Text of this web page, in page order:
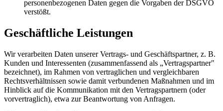
personenbezogenen Daten gegen die Vorgaben der DSGVO
verstößt.
Geschäftliche Leistungen
Wir verarbeiten Daten unserer Vertrags- und Geschäftspartner, z. B.
Kunden und Interessenten (zusammenfassend als „Vertragspartner"
bezeichnet), im Rahmen von vertraglichen und vergleichbaren
Rechtsverhältnissen sowie damit verbundenen Maßnahmen und im
Hinblick auf die Kommunikation mit den Vertragspartnern (oder
vorvertraglich), etwa zur Beantwortung von Anfragen.